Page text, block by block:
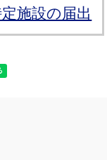
施設の届出